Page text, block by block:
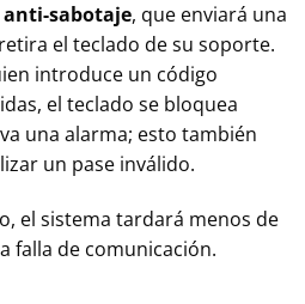
sabotaje, que enviará una
el teclado de su soporte.
introduce un código
el teclado se bloquea
una alarma; esto también
un pase inválido.
el sistema tardará menos de
falla de comunicación.